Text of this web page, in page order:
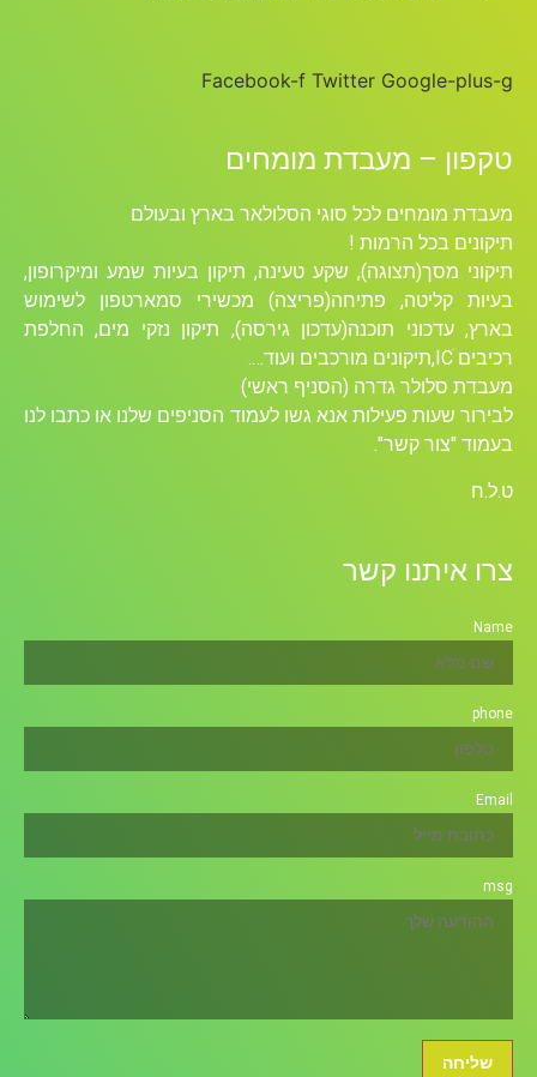
Facebook-f Twitter Google-plus-g
טקפון – מעבדת מומחים
מעבדת מומחים לכל סוגי הסלולאר בארץ ובעולם
תיקונים בכל הרמות !
תיקוני מסך(תצוגה), שקע טעינה, תיקון בעיות שמע ומיקרופון,
בעיות קליטה, פתיחה(פריצה) מכשירי סמארטפון לשימוש
בארץ, עדכוני תוכנה(עדכון גירסה), תיקון נזקי מים, החלפת
רכיבים ICׁ,תיקונים מורכבים ועוד….
מעבדת סלולר גדרה (הסניף ראשי)
לבירור שעות פעילות אנא גשו לעמוד הסניפים שלנו או כתבו לנו
בעמוד "צור קשר".
ט.ל.ח
צרו איתנו קשר
Name
phone
Email
msg
שליחה